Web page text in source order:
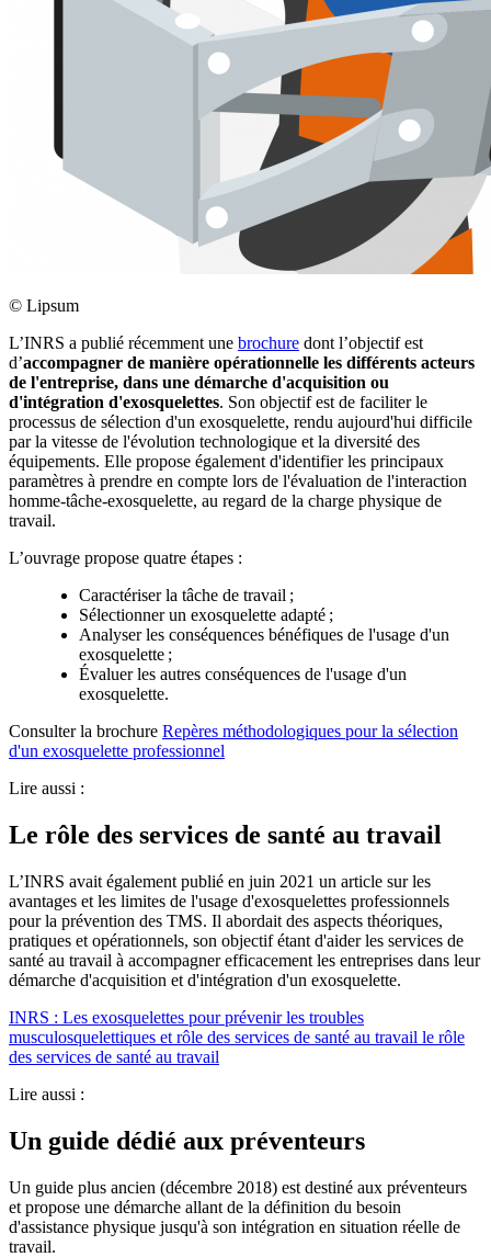
© Lipsum
L’INRS a publié récemment une brochure dont l’objectif est
d’accompagner de manière opérationnelle les différents acteurs
de l'entreprise, dans une démarche d'acquisition ou
d'intégration d'exosquelettes. Son objectif est de faciliter le
processus de sélection d'un exosquelette, rendu aujourd'hui difficile
par la vitesse de l'évolution technologique et la diversité des
équipements. Elle propose également d'identifier les principaux
paramètres à prendre en compte lors de l'évaluation de l'interaction
homme-tâche-exosquelette, au regard de la charge physique de
travail.
L’ouvrage propose quatre étapes :
Caractériser la tâche de travail ;
Sélectionner un exosquelette adapté ;
Analyser les conséquences bénéfiques de l'usage d'un
exosquelette ;
Évaluer les autres conséquences de l'usage d'un
exosquelette.
Consulter la brochure Repères méthodologiques pour la sélection
d'un exosquelette professionnel
Lire aussi :
Le rôle des services de santé au travail
L’INRS avait également publié en juin 2021 un article sur les
avantages et les limites de l'usage d'exosquelettes professionnels
pour la prévention des TMS. Il abordait des aspects théoriques,
pratiques et opérationnels, son objectif étant d'aider les services de
santé au travail à accompagner efficacement les entreprises dans leur
démarche d'acquisition et d'intégration d'un exosquelette.
INRS : Les exosquelettes pour prévenir les troubles
musculosquelettiques et rôle des services de santé au travail le rôle
des services de santé au travail
Lire aussi :
Un guide dédié aux préventeurs
Un guide plus ancien (décembre 2018) est destiné aux préventeurs
et propose une démarche allant de la définition du besoin
d'assistance physique jusqu'à son intégration en situation réelle de
travail.